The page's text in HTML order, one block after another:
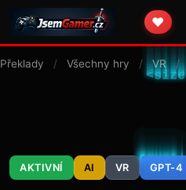
❤️
Překlady / Všechny hry / VR /
AKTIVNÍ AI VR GPT-4